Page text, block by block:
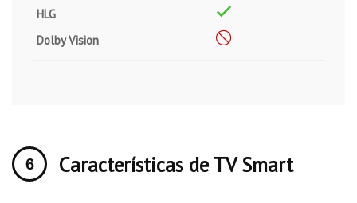
HLG
Dolby Vision
Características de TV Smart